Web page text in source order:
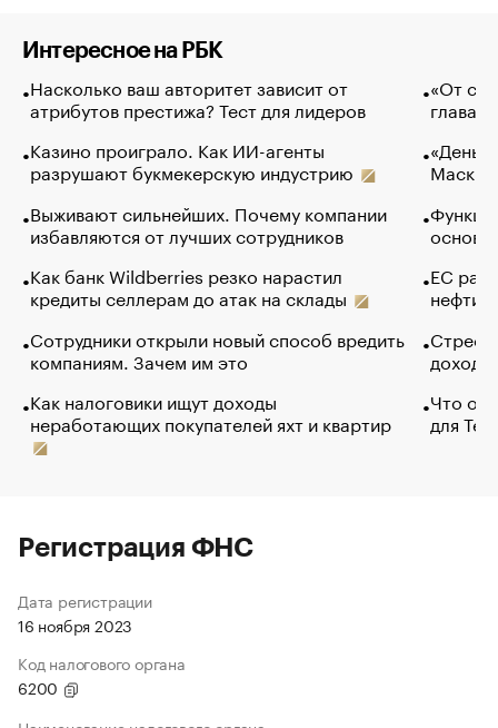
Интересное на РБК
Насколько ваш авторитет зависит от
атрибутов престижа? Тест для лидеров
Казино проиграло. Как ИИ-агенты
разрушают букмекерскую индустрию
Выживают сильнейших. Почему компании
избавляются от лучших сотрудников
Как банк Wildberries резко нарастил
кредиты селлерам до атак на склады
Сотрудники открыли новый способ вредить
компаниям. Зачем им это
Как налоговики ищут доходы
неработающих покупателей яхт и квартир
«От
глава
Маск в
основ
ЕС
нефти
Что
для
Регистрация ФНС
Дата регистрации
16 ноября 2023
Код налогового органа
6200